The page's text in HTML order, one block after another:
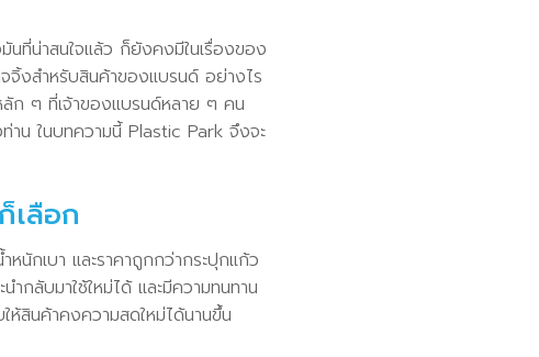
ที่น่าสนใจแล้ว ก็ยังคงมีในเรื่องของ
จิ้งสำหรับสินค้าของแบรนด์ อย่างไร
ก ๆ ที่เจ้าของแบรนด์หลาย ๆ คน
าน ในบทความนี้ Plastic Park จึงจะ
เลือก
นักเบา และราคาถูกกว่ากระปุกแก้ว
กลับมาใช้ใหม่ได้ และมีความทนทาน
สินค้าคงความสดใหม่ได้นานขึ้น